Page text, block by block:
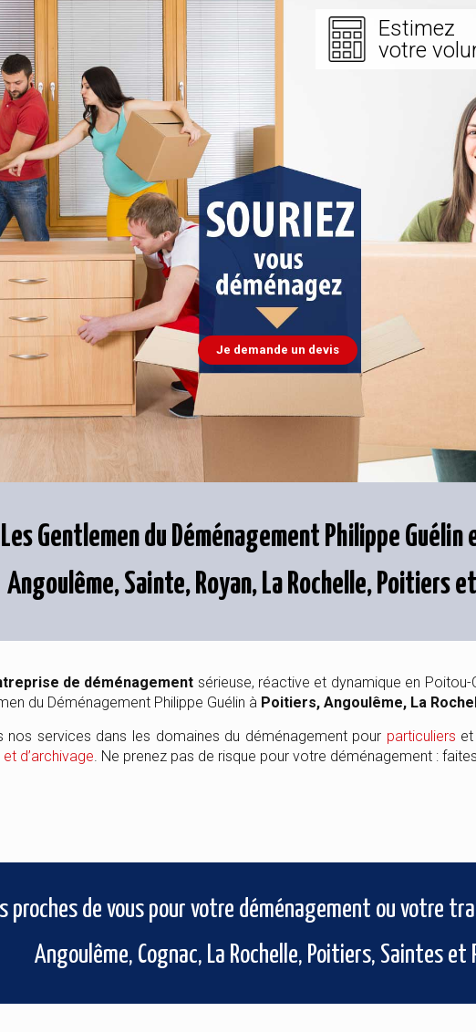
Estimez
votre
Gentlemen du Déménagement Philippe Guélin
Angoulême, Sainte, Royan, La Rochelle, Poitiers
de déménagement sérieuse, réactive et dynamique en Poitou-
du Déménagement Philippe Guélin à Poitiers, Angoulême, La
nos services dans les domaines du déménagement pour particuliers
d’archivage. Ne prenez pas de risque pour votre déménagement :
proches de vous pour votre déménagement ou votre
Angoulême, Cognac, La Rochelle, Poitiers, Saintes et